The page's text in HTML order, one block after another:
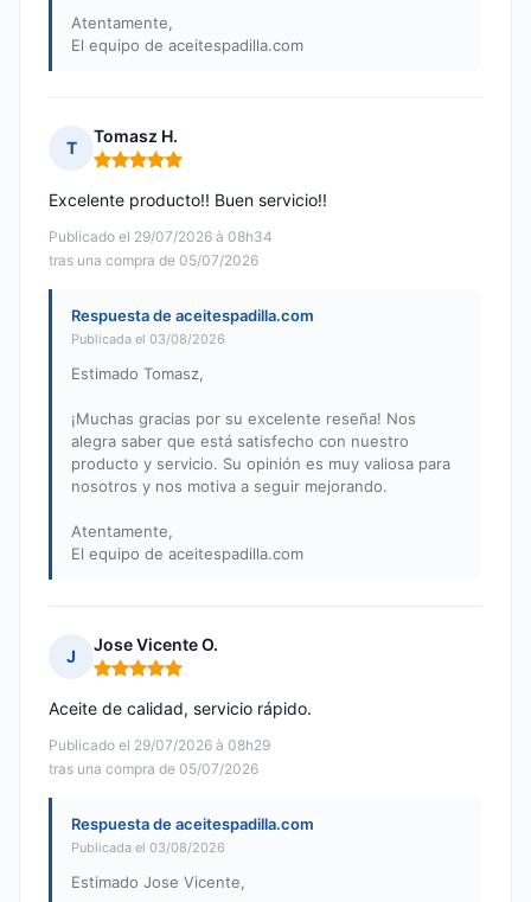
Atentamente,
El equipo de aceitespadilla.com
T
Tomasz H.
Nota: 5 de 5
Publicado el 29/07/2026 à 08h34
tras una compra de 05/07/2026
Excelente producto!! Buen servicio!!
Respuesta de aceitespadilla.com
Publicada el 03/08/2026
Estimado Tomasz,
¡Muchas gracias por su excelente reseña! Nos
alegra saber que está satisfecho con nuestro
producto y servicio. Su opinión es muy valiosa para
nosotros y nos motiva a seguir mejorando.
Atentamente,
El equipo de aceitespadilla.com
J
Jose Vicente O.
Nota: 5 de 5
Publicado el 29/07/2026 à 08h29
tras una compra de 05/07/2026
Aceite de calidad, servicio rápido.
Respuesta de aceitespadilla.com
Publicada el 03/08/2026
Estimado Jose Vicente,